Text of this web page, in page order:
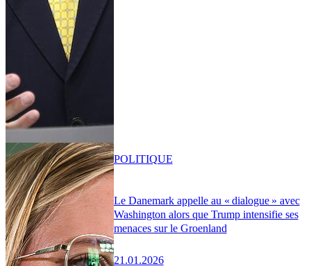
Le Danemark appelle au « dialogue » avec
Washington alors que Trump intensifie ses
menaces sur le Groenland
21.01.2026
POLITIQUE